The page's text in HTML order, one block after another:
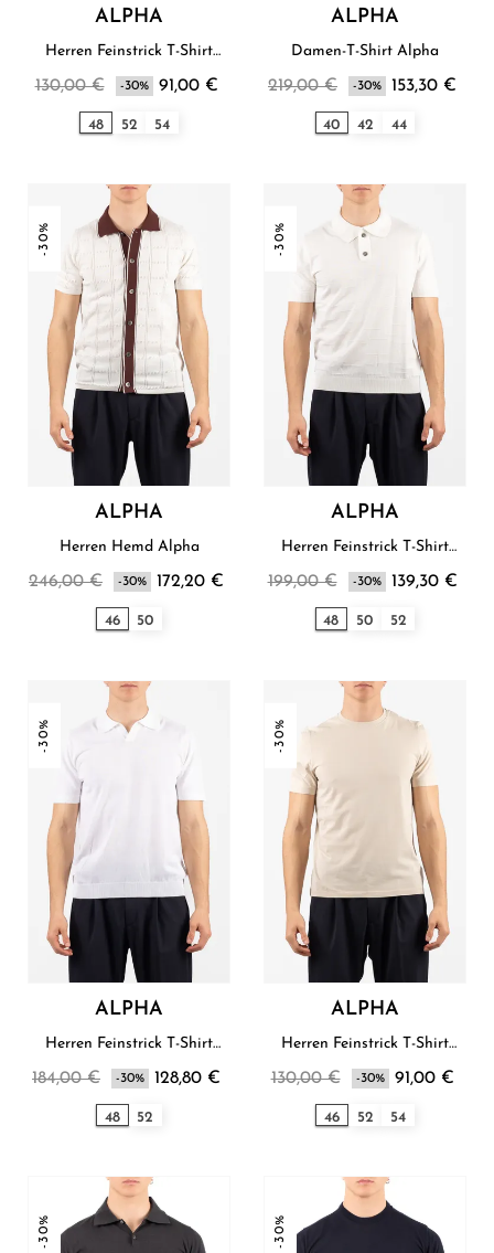
ALPHA
Herren Feinstrick T-Shirt
130,00 € -30% 91,00 €
48 52 54
ALPHA
Damen-T-Shirt Alpha
219,00 € -30% 153,30 €
40 42 44
-30%
ALPHA
Herren Hemd Alpha
246,00 € -30% 172,20 €
46 50
-30%
ALPHA
Herren Feinstrick T-Shirt
199,00 € -30% 139,30 €
48 50 52
-30%
ALPHA
Herren Feinstrick T-Shirt
184,00 € -30% 128,80 €
48 52
-30%
ALPHA
Herren Feinstrick T-Shirt
130,00 € -30% 91,00 €
46 52 54
-30% -30%